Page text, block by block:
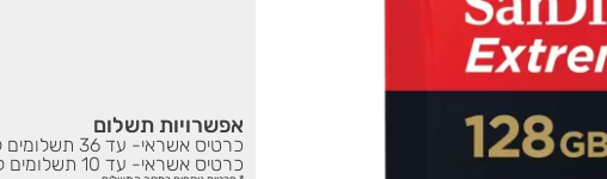
אפשרויות תשלום
כרטיס אשראי- עד 36 תשלומים ללא ריבית ברכישה מעל 500 ₪
כרטיס אשראי- עד 10 תשלומים ללא ריבית ברכישה עד 500 ₪